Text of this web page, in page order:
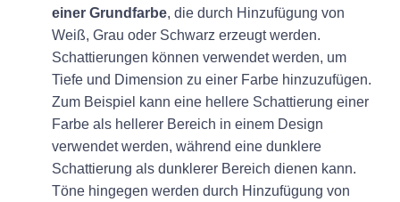
einer Grundfarbe, die durch Hinzufügung von
Weiß, Grau oder Schwarz erzeugt werden.
Schattierungen können verwendet werden, um
Tiefe und Dimension zu einer Farbe hinzuzufügen.
Zum Beispiel kann eine hellere Schattierung einer
Farbe als hellerer Bereich in einem Design
verwendet werden, während eine dunklere
Schattierung als dunklerer Bereich dienen kann.
Töne hingegen werden durch Hinzufügung von